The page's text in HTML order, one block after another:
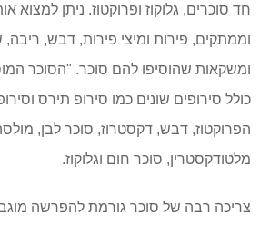
חד סוכרים, גלוקוז ופרוקטוז. ניתן למצוא
וממתקים, פירות ומיצי פירות, דבש, ריבה,
ומשקאות שהוסיפו להם סוכר. "הסוכר
כולל סירופים שונים כמו סירופ תירס
הפרוקטוז, דבש, דקסטרוז, סוכר לבן,
מלטודקסטרין, סוכר חום וגלוקוז.
צריכה רבה של סוכר גורמת להפרשה